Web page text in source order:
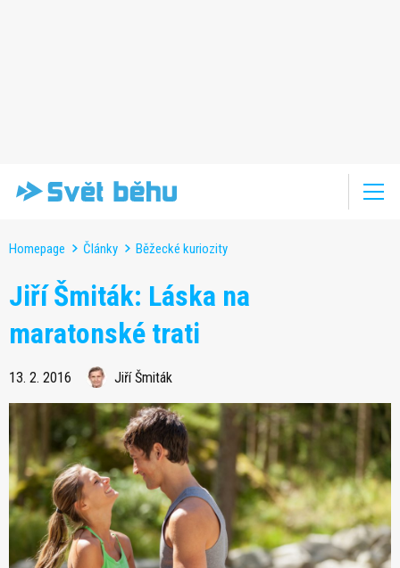
Homepage Články Běžecké kuriozity
Jiří Šmiták: Láska na
maratonské trati
13. 2. 2016 Jiří Šmiták